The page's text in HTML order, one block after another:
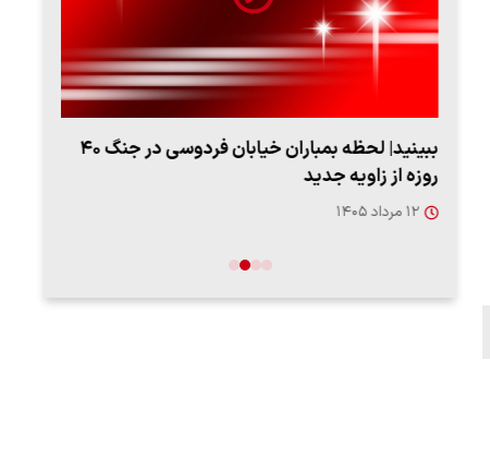
ببینید| لحظه بمباران خیابان فردوسی در جنگ ۴۰
روزه از زاویه جدید
۱۲ مرداد ۱۴۰۵